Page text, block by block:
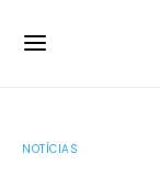
NOTÍCIAS